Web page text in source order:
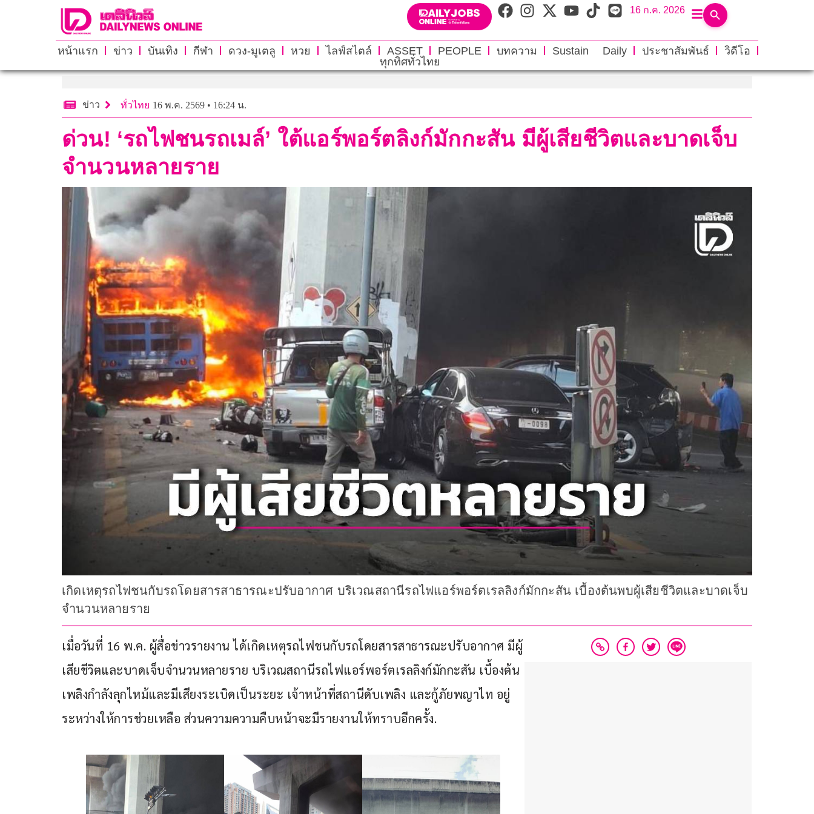
16 ก.ค. 2026
หน้าแรก ข่าว บันเทิง กีฬา ดวง-มูเตลู หวย ไลฟ์สไตล์ ASSET PEOPLE บทความ Sustain Daily ประชาสัมพันธ์
วิดีโอ
ทุกทิศทั่วไทย
ข่าว ทั่วไทย 16 พ.ค. 2569 • 16:24 น.
ด่วน! ‘รถไฟชนรถเมล์’ ใต้แอร์พอร์ตลิงก์มักกะสัน มีผู้เสียชีวิตและบาดเจ็บ
จำนวนหลายราย
เกิดเหตุรถไฟชนกับรถโดยสารสาธารณะปรับอากาศ บริเวณสถานีรถไฟแอร์พอร์ตเรลลิงก์มักกะสัน เบื้องต้นพบผู้เสียชีวิตและบาดเจ็บ
จำนวนหลายราย
เมื่อวันที่ 16 พ.ค. ผู้สื่อข่าวรายงาน ได้เกิดเหตุรถไฟชนกับรถโดยสารสาธารณะปรับอากาศ มีผู้
เสียชีวิตและบาดเจ็บจำนวนหลายราย บริเวณสถานีรถไฟแอร์พอร์ตเรลลิงก์มักกะสัน เบื้องต้น
เพลิงกำลังลุกไหม้และมีเสียงระเบิดเป็นระยะ เจ้าหน้าที่สถานีดับเพลิง และกู้ภัยพญาไท อยู่
ระหว่างให้การช่วยเหลือ ส่วนความความคืบหน้าจะมีรายงานให้ทราบอีกครั้ง.